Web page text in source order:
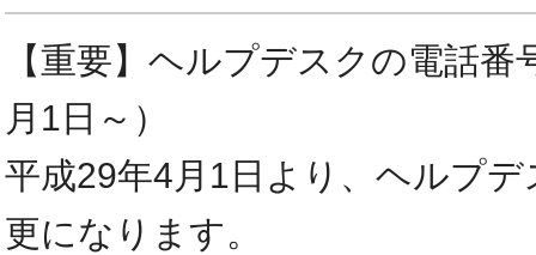
【重要】ヘルプデスクの電話
月1日～）
平成29年4月1日より、ヘルプ
更になります。